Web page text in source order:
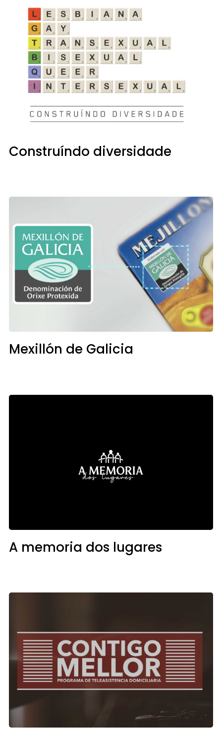
Construíndo diversidade
Mexillón de Galicia
A memoria dos lugares